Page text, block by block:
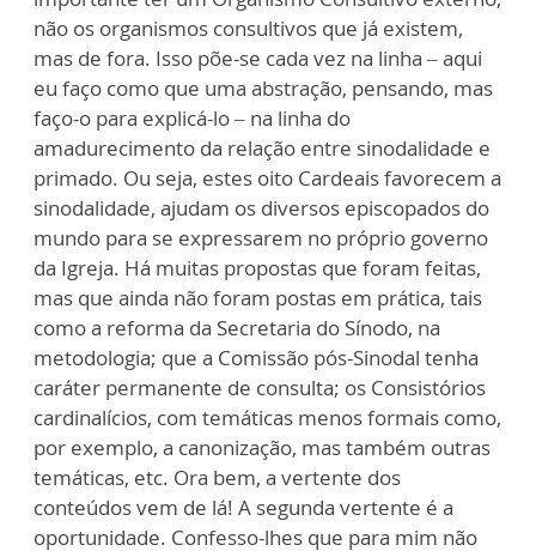
não os organismos consultivos que já existem,
mas de fora. Isso põe-se cada vez na linha – aqui
eu faço como que uma abstração, pensando, mas
faço-o para explicá-lo – na linha do
amadurecimento da relação entre sinodalidade e
primado. Ou seja, estes oito Cardeais favorecem a
sinodalidade, ajudam os diversos episcopados do
mundo para se expressarem no próprio governo
da Igreja. Há muitas propostas que foram feitas,
mas que ainda não foram postas em prática, tais
como a reforma da Secretaria do Sínodo, na
metodologia; que a Comissão pós-Sinodal tenha
caráter permanente de consulta; os Consistórios
cardinalícios, com temáticas menos formais como,
por exemplo, a canonização, mas também outras
temáticas, etc. Ora bem, a vertente dos
conteúdos vem de lá! A segunda vertente é a
oportunidade. Confesso-lhes que para mim não